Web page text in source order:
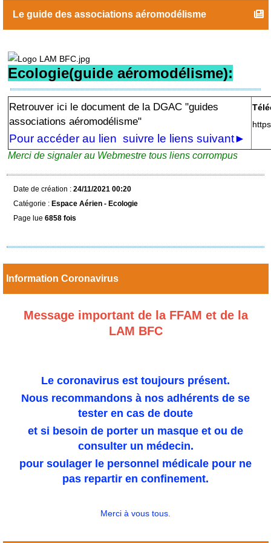
Le guide des associations aéromodélisme
Ecologie(guide aéromodélisme):
Retrouver ici le document de la DGAC "guides
associations aéromodélisme"
Pour accéder au lien suivre le liens suivant►
Merci de signaler au Webmestre tous liens corrompus
Date de création :24/11/2021 00:20
Catégorie : Espace Aérien - Ecologie
Page lue6858 fois
Information Coronavirus
Message important de la FFAM et de la
LAM BFC
Le coronavirus est toujours présent.
Nous recommandons à nos adhérents de se
tester en cas de doute
et si besoin de porter un masque et ou de
consulter un médecin.
pour soulager le personnel médicale pour ne
pas repartir en confinement.
Merci à vous tous.